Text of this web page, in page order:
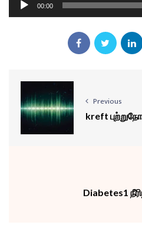
u
00:00
Previous
kreft
Diabetes1